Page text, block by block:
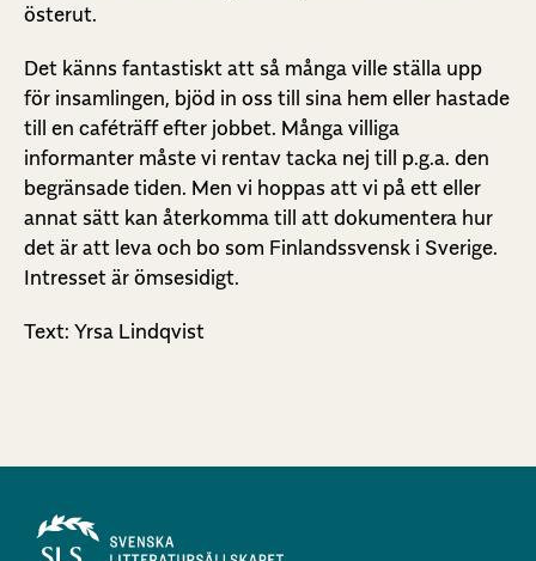
österut.
Det känns fantastiskt att så många ville ställa upp
för insamlingen, bjöd in oss till sina hem eller hastade
till en caféträff efter jobbet. Många villiga
informanter måste vi rentav tacka nej till p.g.a. den
begränsade tiden. Men vi hoppas att vi på ett eller
annat sätt kan återkomma till att dokumentera hur
det är att leva och bo som Finlandssvensk i Sverige.
Intresset är ömsesidigt.
Text: Yrsa Lindqvist